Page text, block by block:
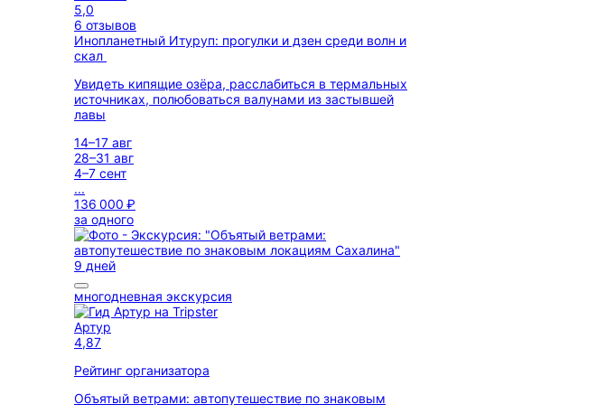
5,0
6 отзывов
Инопланетный Итуруп: прогулки и дзен среди волн и
скал
Увидеть кипящие озёра, расслабиться в термальных
источниках, полюбоваться валунами из застывшей
лавы
14–17 авг
28–31 авг
4–7 сент
...
136 000 ₽
за одного
9 дней
многодневная экскурсия
Артур
4,87
Рейтинг организатора
Объятый ветрами: автопутешествие по знаковым